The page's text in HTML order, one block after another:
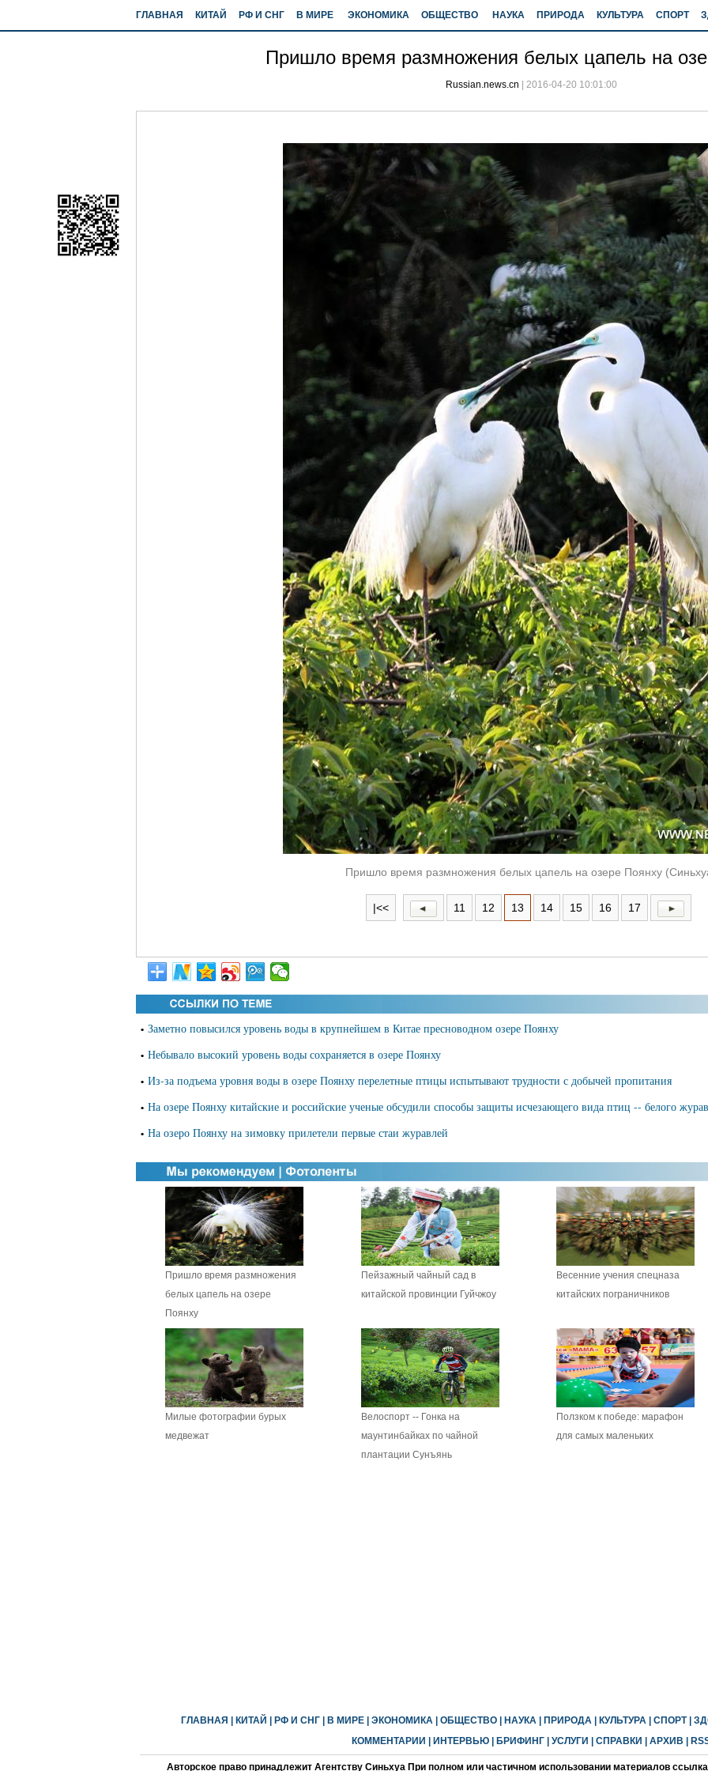
ГЛАВНАЯ КИТАЙ РФ И СНГ В МИРЕ ЭКОНОМИКА ОБЩЕСТВО НАУКА ПРИРОДА КУЛЬТУРА СПОРТ
Пришло время размножения белых цапель на
Russian.news.cn 2016-04-20 10:01:00
Пришло время размножения белых цапель на озере Поянху
|<< 11 12 13 14 15 16 17
• Заметно повысился уровень воды в крупнейшем в Китае пресноводном озере Поянху
• Небывало высокий уровень воды сохраняется в озере Поянху
• Из-за подъема уровня воды в озере Поянху перелетные птицы испытывают трудности с добычей пропитания
• На озере Поянху китайские и российские ученые обсудили способы защиты исчезающего вида птиц -- белого
• На озеро Поянху на зимовку прилетели первые стаи журавлей
Пришло время размножения
белых цапель на озере
Поянху
Пейзажный чайный сад в
китайской провинции Гуйчжоу
Весенние учения спецназа
китайских пограничников
Милые фотографии бурых
медвежат
Велоспорт -- Гонка на
маунтинбайках по чайной
плантации Сунъянь
Ползком к победе: марафон
для самых маленьких
ГЛАВНАЯ КИТАЙ РФ И СНГ| В МИРЕ| ЭКОНОМИКА| ОБЩЕСТВО| НАУКА| ПРИРОДА| КУЛЬТУРА| СПОРТ|
КОММЕНТАРИИ
ИНТЕРВЬЮ БРИФИНГ УСЛУГИ СПРАВКИ АРХИВ
Авторское право принадлежит Агентству Синьхуа При полном или частичном использовании материалов